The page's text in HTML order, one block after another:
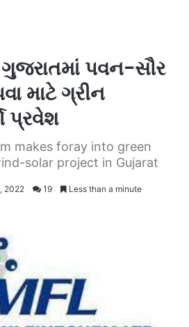
પવન-સૌર
માટે ગ્રીન
પ્રવેશ
makes foray into green
solar project in Gujarat
2022 19 Less than a minute